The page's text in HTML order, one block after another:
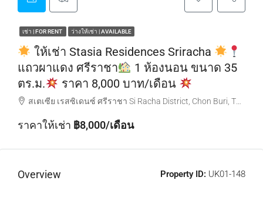
เช่า | FOR RENT ว่างให้เช่า | AVAILABLE
ให้เช่า Stasia Residences Sriracha
แถวผาแดง ศรีราชา
1 ห้องนอน ขนาด 35
ตร.ม.
ราคา 8,000 บาท/เดือน
สเตเซีย เรสซิเดนซ์ ศรีราชา Si Racha District, Chon Buri, Thailand
ราคาให้เช่า ฿8,000/เดือน
Overview Property ID: UK01-148